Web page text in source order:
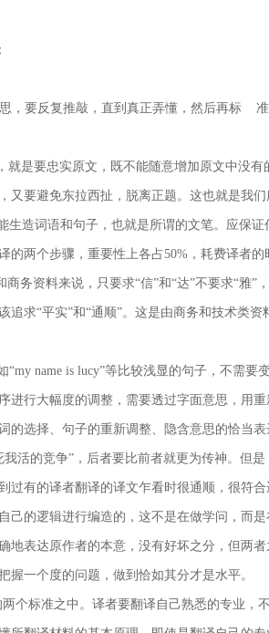
要反复推敲，直到真正弄懂，然后再标 准
是要忠实原文，既不能随意增加原文中没有
要避免东拉西扯，脱离正题。这也就是我们
造词语和句子，也就是所谓的文笔。应保
两个步骤，重要性上各占50%，耗费译者的
务资料来说，只要求“信”和“达”不要求“雅”
求“平实”和“通顺”。这是由商务和技术类
name is lucy”等比较浅显的句子，不需要
行大幅度的调整，需要透过字面意思，用
选择、句子的重新调整、隐含意思的恰当表
活的竞争”，后者要比前者就更为传神。但
有的译者翻译的译文乍看时很通顺，很符
的逻辑进行编造的，这不是在做学问，而
表达原作者的本意，没有好坏之分，但两
一个度的问题，做到恰如其分才是水平。
个标准之中。译者要翻译自己熟悉的专业，